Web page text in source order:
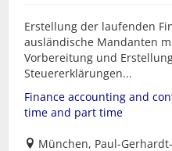
Erstellung der laufenden
ausländische Mandanten
Vorbereitung und
Steuererklärungen...
Finance accounting and
time and part time
München, Paul-